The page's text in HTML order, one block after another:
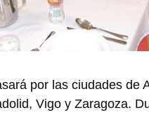
por las ciudades de
Vigo y Zaragoza.